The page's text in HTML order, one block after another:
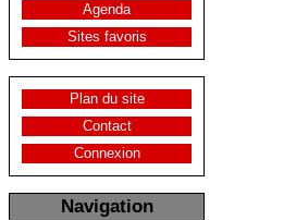
Agenda
Sites favoris
Plan du site
Contact
Connexion
Navigation